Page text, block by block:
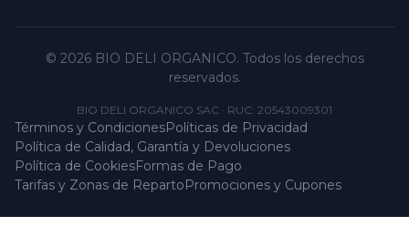
© 2026 BIO DELI ORGANICO. Todos los derechos
reservados.
BIO DELI ORGANICO SAC · RUC: 20543009301
Términos y CondicionesPolíticas de Privacidad
Política de Calidad, Garantía y Devoluciones
Política de CookiesFormas de Pago
Tarifas y Zonas de RepartoPromociones y Cupones